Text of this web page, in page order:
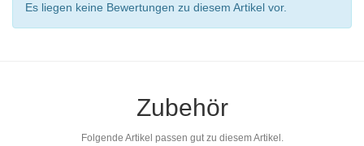
Es liegen keine Bewertungen zu diesem Artikel vor.
Zubehör
Folgende Artikel passen gut zu diesem Artikel.